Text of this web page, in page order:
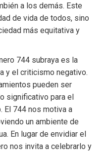
a los demás. Este
de vida de todos, sino
más equitativa y
744 subraya es la
y el criticismo negativo.
pueden ser
significativo para el
El 744 nos motiva a
un ambiente de
En lugar de envidiar el
nos invita a celebrarlo y